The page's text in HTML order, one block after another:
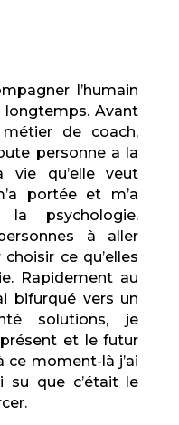
l’humain
longtemps. Avant
de coach,
personne a la
vie qu’elle veut
portée et m’a
psychologie.
à aller
ce qu’elles
Rapidement au
bifurqué vers un
solutions, je
et le futur
ce moment-là j’ai
su que c’était le